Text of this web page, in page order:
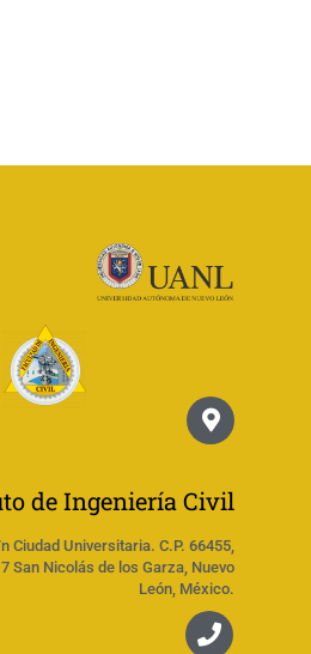
de Ingeniería Civil
Ciudad Universitaria. C.P. 66455,
San Nicolás de los Garza, Nuevo
León, México.